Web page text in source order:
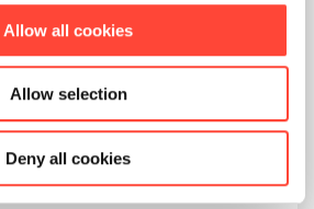
Allow all cookies
Allow selection
Deny all cookies
angehen: Eine
für L&D-